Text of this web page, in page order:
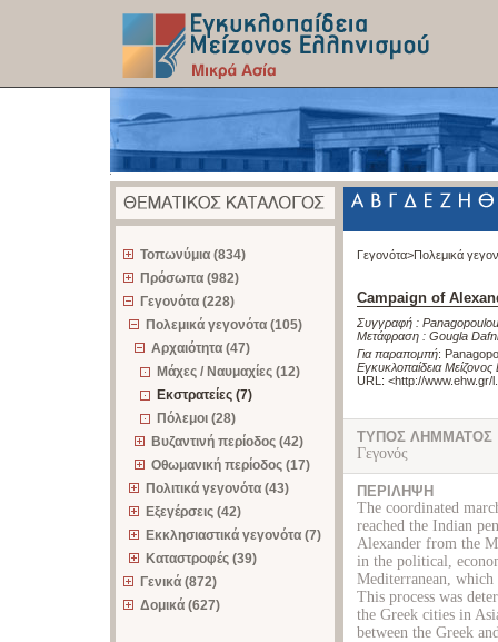
Τοπωνύμια (834)
Πρόσωπα (982)
Γεγονότα (228)
Πολεμικά γεγονότα (105)
Αρχαιότητα (47)
Μάχες / Ναυμαχίες (12)
Εκστρατείες (7)
Πόλεμοι (28)
Βυζαντινή περίοδος (42)
Οθωμανική περίοδος (17)
Πολιτικά γεγονότα (43)
Εξεγέρσεις (42)
Εκκλησιαστικά γεγονότα (7)
Καταστροφές (39)
Γενικά (872)
Δομικά (627)
Γεγονότα>Πολεμικά
Campaign of
Συγγραφή :
Μετάφραση : Gougla Dafni
Για παραπομπή:
Εγκυκλοπαίδεια
URL: <http://www.ehw.gr/
ΤΥΠΟΣ ΛΗΜΜΑΤΟΣ
Γεγονός
ΠΕΡΙΛΗΨΗ
The coordinated
reached the Indian
Alexander from the
in the political,
Mediterranean,
This process was
the Greek cities in
between the Greek